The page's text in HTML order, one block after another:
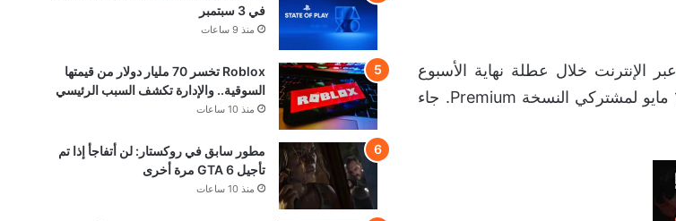
عبر الإنترنت خلال عطلة نهاية الأسبوع
الماضي، قبل أسبوع من موعد الإصدار الرسمي المحدد في 19 مايو أو 15 مايو لمشتركي النسخة Premium. جاء
في 3 سبتمبر
منذ 9 ساعات
Roblox تخسر 70 مليار دولار من قيمتها
السوقية.. والإدارة تكشف السبب الرئيسي
منذ 10 ساعات
مطور سابق في روكستار: لن أتفاجأ إذا تم
تأجيل GTA 6 مرة أخرى
منذ 10 ساعات